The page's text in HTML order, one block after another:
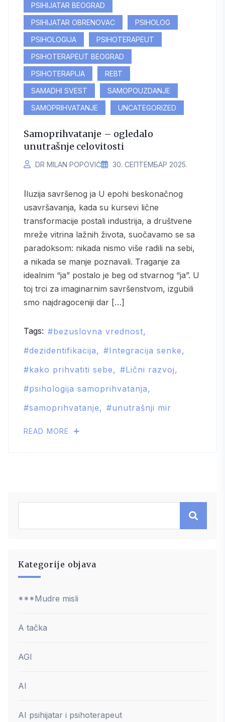
PSIHIJATAR BEOGRAD
PSIHIJATAR OBRENOVAC
PSIHOLOG
PSIHOLOGIJA
PSIHOTERAPEUT
PSIHOTERAPEUT BEOGRAD
PSIHOTERAPIJA
REBT
SAMADHI SVEST
SAMOPOUZDANJE
SAMOPRIHVATANJE
UNCATEGORIZED
Samoprihvatanje – ogledalo
unutrašnje celovitosti
DR MILAN POPOVIĆ 30. СЕПТЕМБАР 2025.
Iluzija savršenog ja U epohi beskonačnog
usavršavanja, kada su kursevi lične
transformacije postali industrija, a društvene
mreže vitrina lažnih života, suočavamo se sa
paradoksom: nikada nismo više radili na sebi,
a nikada se manje poznavali. Traganje za
idealnim “ja” postalo je beg od stvarnog “ja”. U
toj trci za imaginarnim savršenstvom, izgubili
smo najdragoceniji dar […]
Tags:
bezuslovna vrednost
dezidentifikacija
Integracija senke
kako prihvatiti sebe
Lični razvoj
psihologija samoprihvatanja
samoprihvatanje
unutrašnji mir
READ MORE
Kategorije objava
***Mudre misli
A tačka
AGI
AI
AI psihijatar i psihoterapeut